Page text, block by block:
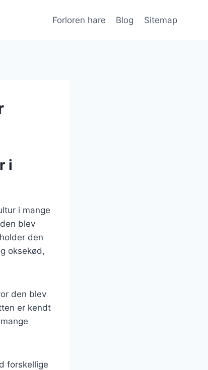
Forloren hare Blog Sitemap
i
i mange
blev
den
oksekød,
den blev
er kendt
forskellige